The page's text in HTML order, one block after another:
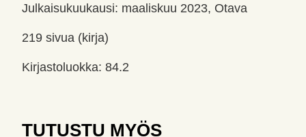
Julkaisukuukausi: maaliskuu 2023, Otava
219 sivua (kirja)
Kirjastoluokka: 84.2
TUTUSTU MYÖS